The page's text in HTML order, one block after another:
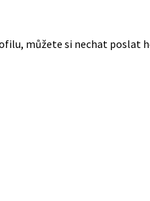
můžete si nechat poslat